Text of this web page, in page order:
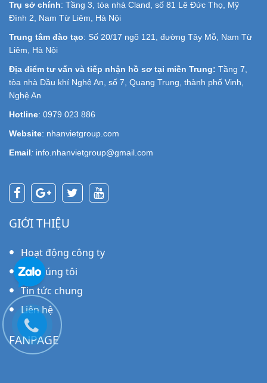
Trụ sở chính: Tầng 3, tòa nhà Cland, số 81 Lê Đức Thọ, Mỹ
Đình 2, Nam Từ Liêm, Hà Nội
Trung tâm đào tạo: Số 20/17 ngõ 121, đường Tây Mỗ, Nam Từ
Liêm, Hà Nội
Địa điểm tư vấn và tiếp nhận hồ sơ tại miền Trung: Tầng 7,
tòa nhà Dầu khí Nghệ An, số 7, Quang Trung, thành phố Vinh,
Nghệ An
Hotline: 0979 023 886
Website: nhanvietgroup.com
Email: info.nhanvietgroup@gmail.com
GIỚI THIỆU
Hoạt động công ty
Về chúng tôi
Tin tức chung
Liên hệ
FANPAGE